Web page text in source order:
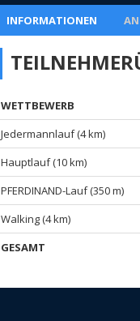
INFORMATIONEN
WETTBEWERB
GESAMT
Jedermannlauf (4 km)
Hauptlauf (10 km)
PFERDINAND-Lauf (350 m)
Walking (4 km)